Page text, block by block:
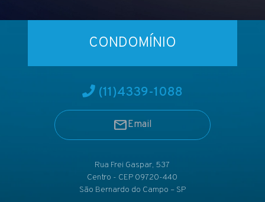
CONDOMÍNIO
(11)4339-1088
Email
Rua Frei Gaspar, 537
Centro - CEP 09720-440
São Bernardo do Campo – SP